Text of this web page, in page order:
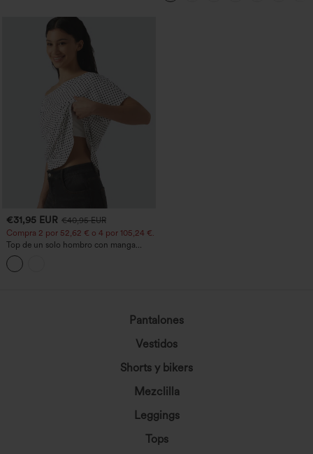
€31,95 EUR €40,95 EUR
Compra 2 por 52,62 € o 4 por 105,24 €.
Top de un solo hombro con manga
corta, dobladillo curvo high‑low,
sujetador integrado y estampado de
lunares, estilo casual
Pantalones
Vestidos
Shorts y bikers
Mezclilla
Leggings
Tops